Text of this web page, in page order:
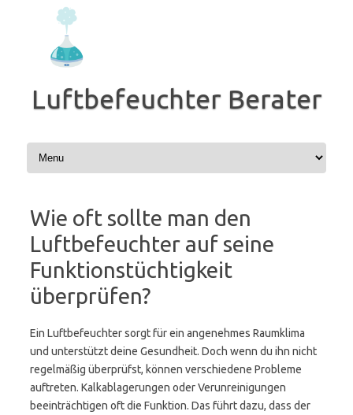
springen
Luftbefeuchter Berater
Wie oft sollte man den
Luftbefeuchter auf seine
Funktionstüchtigkeit
überprüfen?
Ein Luftbefeuchter sorgt für ein angenehmes Raumklima
und unterstützt deine Gesundheit. Doch wenn du ihn nicht
regelmäßig überprüfst, können verschiedene Probleme
auftreten. Kalkablagerungen oder Verunreinigungen
beeinträchtigen oft die Funktion. Das führt dazu, dass der